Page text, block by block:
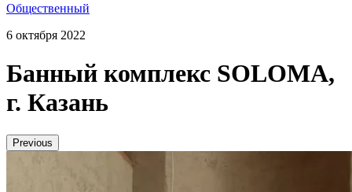
Общественный
6 октября 2022
Банный комплекс SOLOMA,
г. Казань
Previous